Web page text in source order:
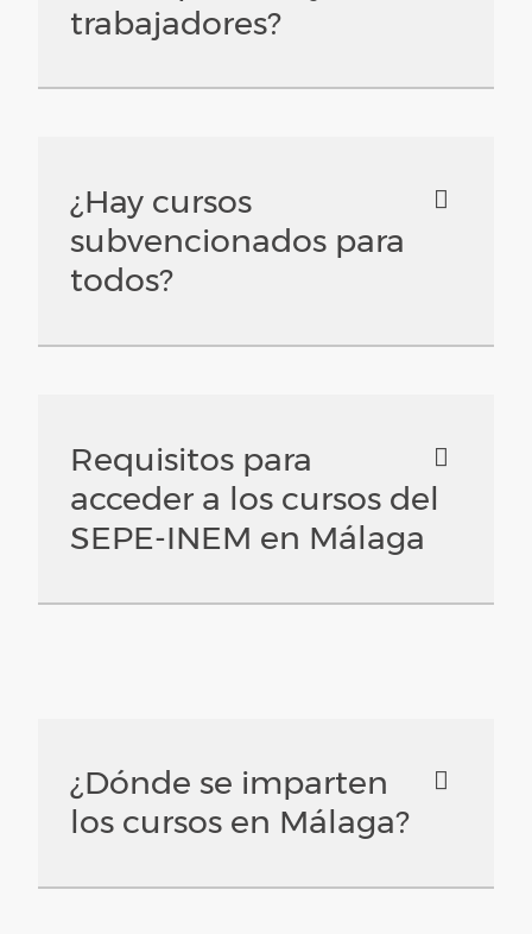
trabajadores?
¿Hay cursos
subvencionados para
todos?
Requisitos para
acceder a los cursos del
SEPE-INEM en Málaga
¿Dónde se imparten
los cursos en Málaga?